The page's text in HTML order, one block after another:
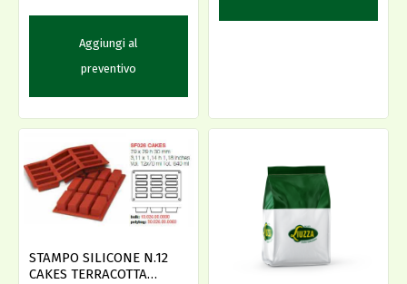
Aggiungi al
preventivo
STAMPO SILICONE N.12
CAKES TERRACOTTA